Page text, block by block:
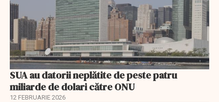
SUA au datorii neplătite de peste patru
miliarde de dolari către ONU
12 FEBRUARIE 2026